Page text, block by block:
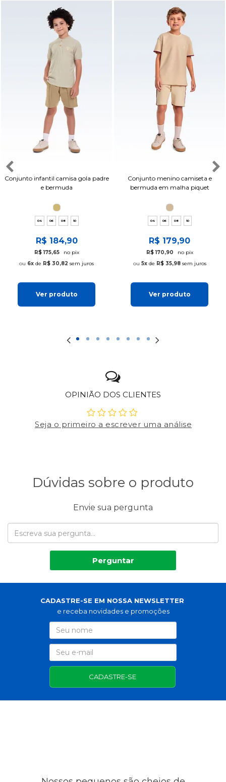
Conjunto infantil camisa gola padre
e bermuda
04 06 08 10
R$ 184,90
R$ 175,65
no pix
6x de R$ 30,82 sem juros
Ver produto
Conjunto menino camiseta e
bermuda em malha piquet
04 06 08 10
R$ 179,90
R$ 170,90
no pix
5xde R$ 35,98sem juros
Ver produto
OPINIÃO DOS CLIENTES
Seja o primeiro a escrever uma análise
Dúvidas sobre o produto
Envie sua pergunta
Perguntar
CADASTRE-SE EM NOSSA NEWSLETTER
e receba novidades e promoções
CADASTRE-SE